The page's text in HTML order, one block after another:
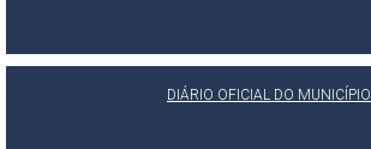
DIÁRIO OFICIAL DO MUNICÍPIO